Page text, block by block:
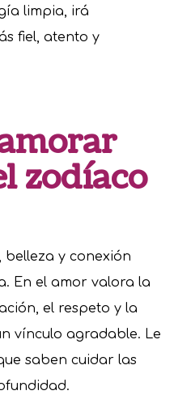
limpia, irá
fiel, atento y
zodíaco
y conexión
En el amor valora la
el respeto y la
vínculo agradable. Le
saben cuidar las